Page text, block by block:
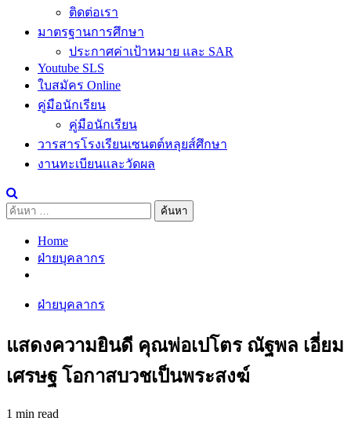
ติดต่อเรา
มาตรฐานการศึกษา
ประกาศค่าเป้าหมาย และ SAR
Youtube SLS
ใบสมัคร Online
คู่มือนักเรียน
คู่มือนักเรียน
วารสารโรงเรียนเซนตต์หลุยส์ศึกษา
งานทะเบียนและวัดผล
ค้นหา
Home
ฝ่ายบุคลากร
ฝ่ายบุคลากร
แสดงความยินดี คุณพ่อเปโตร ณัฐพล เอี่ยม
เศรษฐ โอกาสบวชเป็นพระสงฆ์
1 min read